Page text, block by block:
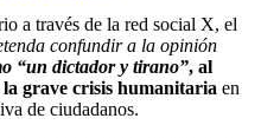
a través de la red social X, el
confundir a la opinión
“un dictador y tirano”, al
grave crisis humanitaria en
de ciudadanos.